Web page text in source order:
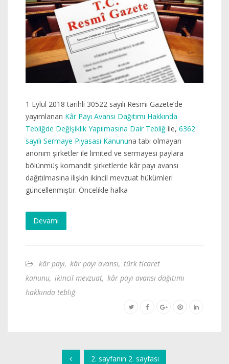
1 Eylül 2018 tarihli 30522 sayılı Resmi Gazete’de
yayımlanan Kâr Payı Avansı Dağıtımı Hakkında
Tebliğde Değişiklik Yapılmasına Dair Tebliğ ile, 6362
sayılı Sermaye Piyasası Kanununa tabi olmayan
anonim şirketler ile limited ve sermayesi paylara
bölünmüş komandit şirketlerde kâr payı avansı
dağıtılmasına ilişkin ikincil mevzuat hükümleri
güncellenmiştir. Öncelikle halka
Devamı
kâr payı, kâr payı avansı, türk ticaret
kanunu, ikincil mevzuat, kâr payı avansı dağıtımı
hakkında tebliğ
2. sayfanın 2. sayfası